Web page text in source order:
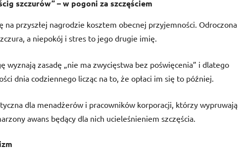
szczurów” – w pogoni za szczęściem
na przyszłej nagrodzie kosztem obecnej przyjemności. Odroczona
a niepokój i stres to jego drugie imię.
wyznają zasadę „nie ma zwycięstwa bez poświęcenia” i dlatego
dnia codziennego licząc na to, że opłaci im się to później.
dla menadżerów i pracowników korporacji, którzy wypruwają
awans będący dla nich ucieleśnieniem szczęścia.